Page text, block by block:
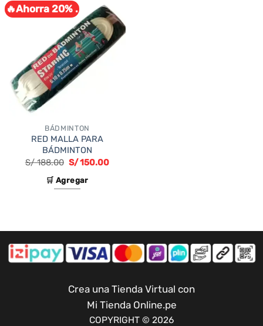
🔥Ahorra 20% .
BÁDMINTON
RED MALLA PARA
BÁDMINTON
S/188.00 El
precio
original
era:
S/150.00El
🛒 Agregar
Crea una Tienda Virtual con
Mi Tienda Online.pe
COPYRIGHT © 2026